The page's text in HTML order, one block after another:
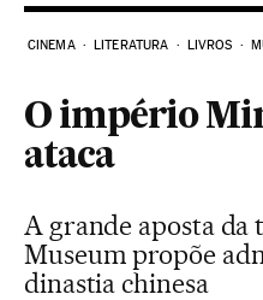
CINEMA LITERATURA LIVROS
O império
ataca
A grande aposta
Museum propõe
dinastia chinesa